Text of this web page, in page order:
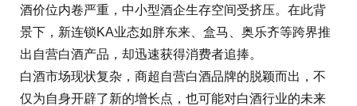
酒价位内卷严重，中小型酒企生存空间受挤压。在此背
景下，新连锁KA业态如胖东来、盒马、奥乐齐等跨界推
出自营白酒产品，却迅速获得消费者追捧。
白酒市场现状复杂，商超自营白酒品牌的脱颖而出，不
仅为自身开辟了新的增长点，也可能对白酒行业的未来